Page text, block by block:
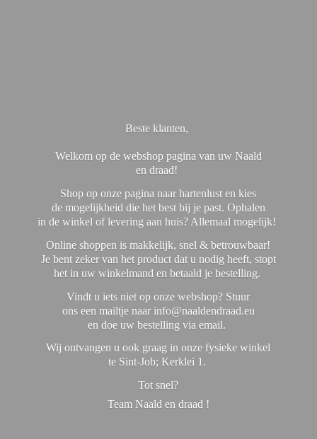
Beste klanten,
Welkom op de webshop pagina van uw Naald
en draad!
Shop op onze pagina naar hartenlust en kies
de mogelijkheid die het best bij je past. Ophalen
in de winkel of levering aan huis? Allemaal mogelijk!
Online shoppen is makkelijk, snel & betrouwbaar!
Je bent zeker van het product dat u nodig heeft, stopt
het in uw winkelmand en betaald je bestelling.
Vindt u iets niet op onze webshop? Stuur
ons een mailtje naar info@naaldendraad.eu
en doe uw bestelling via email.
Wij ontvangen u ook graag in onze fysieke winkel
te Sint-Job; Kerklei 1.
Tot snel?
Team Naald en draad !